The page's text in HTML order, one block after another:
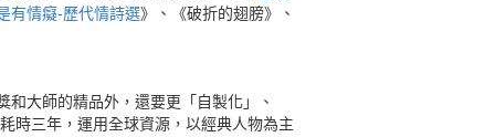
有情癡-歷代情詩選》、《破折的翅膀》、
大師的精品外，還要更「自製化」、
時三年，運用全球資源，以經典人物為主